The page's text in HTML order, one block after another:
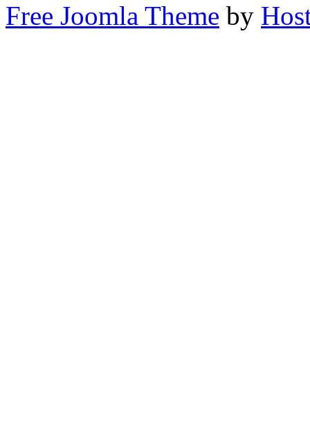
Free Joomla Theme by